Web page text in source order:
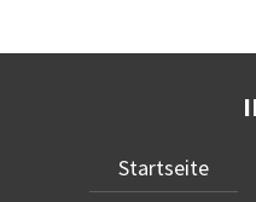
Startseite